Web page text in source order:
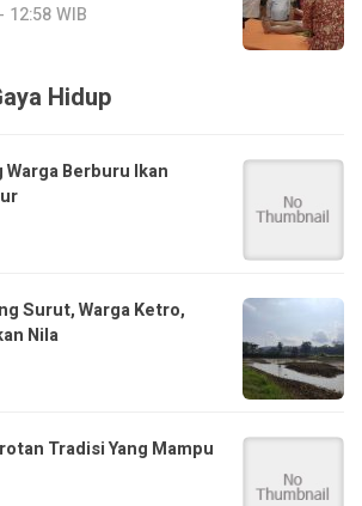
12:58 WIB
Hidup
Berburu Ikan
Surut, Warga Ketro,
Nila
Tradisi Yang Mampu